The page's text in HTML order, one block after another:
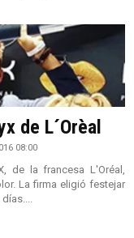
de L´Orèal
08:00
de la francesa L'Oréal,
La firma eligió festejar